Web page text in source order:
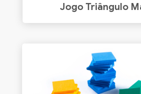
Jogo Triângulo